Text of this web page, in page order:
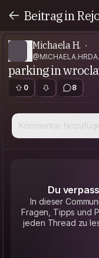
Beitrag in
er Silesian
Michaela H.
en
parking in
0 8
Kommentar
Du
In dieser
Fragen, Tipps und
jeden Thread zu